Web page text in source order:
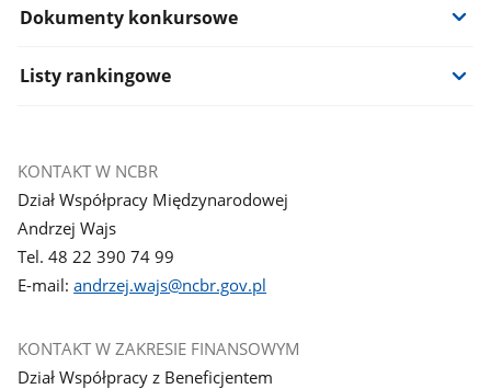
Dokumenty konkursowe
Listy rankingowe
KONTAKT W NCBR
Dział Współpracy Międzynarodowej
Andrzej Wajs
Tel. 48 22 390 74 99
E-mail:andrzej.wajs@ncbr.gov.pl
KONTAKT W ZAKRESIE FINANSOWYM
Dział Współpracy z Beneficjentem